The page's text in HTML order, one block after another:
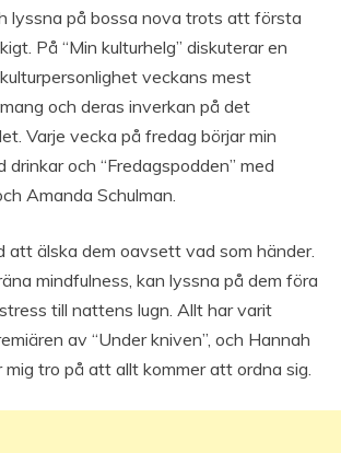
lyssna på bossa nova trots att första
På “Min kulturhelg” diskuterar en
veckans mest
och deras inverkan på det
Varje vecka på fredag börjar min
och “Fredagspodden” med
Amanda Schulman.
att älska dem oavsett vad som händer.
mindfulness, kan lyssna på dem föra
till nattens lugn. Allt har varit
av “Under kniven”, och Hannah
mig tro på att allt kommer att ordna sig.